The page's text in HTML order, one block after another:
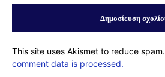
This site uses Akismet to reduce spam.
comment data is processed.